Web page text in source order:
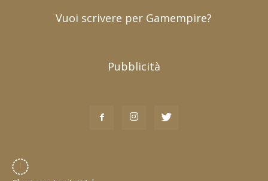
Vuoi scrivere per Gamempire?
Pubblicità